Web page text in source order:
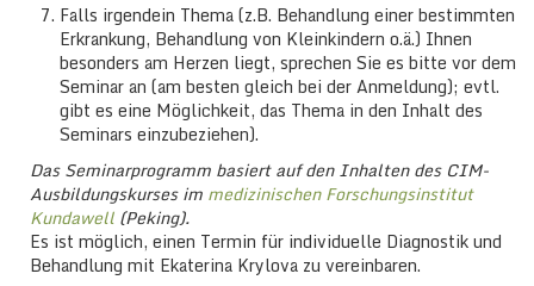
Falls irgendein Thema (z.B. Behandlung einer bestimmten
Erkrankung, Behandlung von Kleinkindern o.ä.) Ihnen
besonders am Herzen liegt, sprechen Sie es bitte vor dem
Seminar an (am besten gleich bei der Anmeldung); evtl.
gibt es eine Möglichkeit, das Thema in den Inhalt des
Seminars einzubeziehen).
Das Seminarprogramm basiert auf den Inhalten des CIM-
Ausbildungskurses im medizinischen Forschungsinstitut
Kundawell (Peking).
Es ist möglich, einen Termin für individuelle Diagnostik und
Behandlung mit Ekaterina Krylova zu vereinbaren.